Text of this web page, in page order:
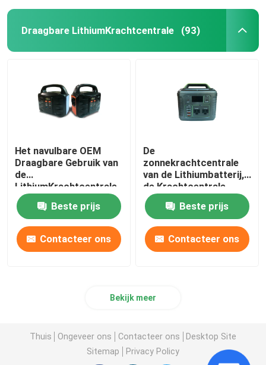
Draagbare LithiumKrachtcentrale (93)
Het navulbare OEM
Draagbare Gebruik van
de
LithiumKrachtcentrale
110V Escooter
Beste prijs
Contacteer ons
De
zonnekrachtcentrale
van de Lithiumbatterij,
de Krachtcentrale
10000W van 220v
Beste prijs
Contacteer ons
Bekijk meer
Thuis Ongeveer ons Contacteer ons
Desktop Site
Sitemap
Privacy Policy